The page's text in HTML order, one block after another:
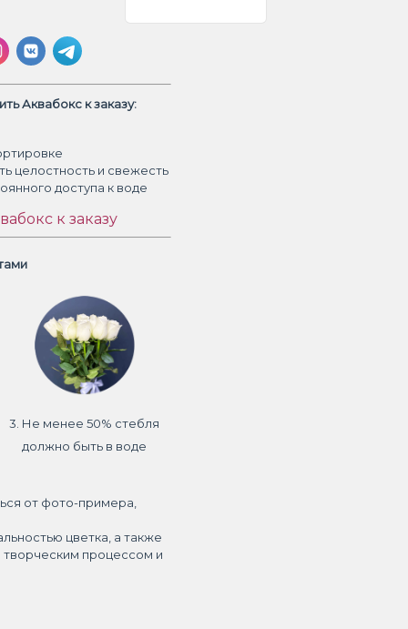
Аквабокс к заказу:
целостность и свежесть
доступа к воде
к заказу
3. Не менее 50% стебля
должно быть в воде
от фото-примера,
цветка, а также
творческим процессом и